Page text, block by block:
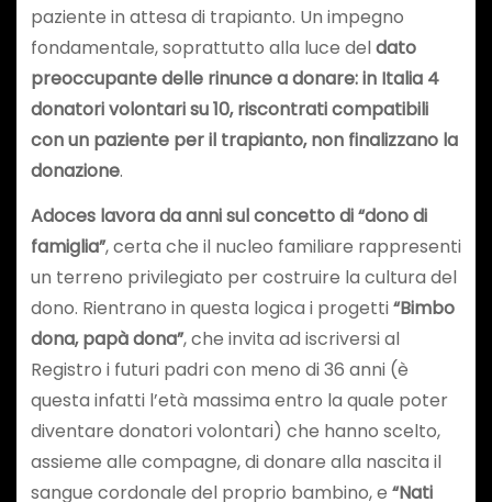
paziente in attesa di trapianto. Un impegno
fondamentale, soprattutto alla luce deldato
preoccupante delle rinunce a donare: in Italia 4
donatori volontari su 10, riscontrati compatibili
con un paziente per il trapianto, non finalizzano la
donazione.
Adoces lavora da anni sul concetto di “dono di
famiglia”, certa che il nucleo familiare rappresenti
un terreno privilegiato per costruire la cultura del
dono. Rientrano in questa logica i progetti“Bimbo
dona, papà dona”, che invita ad iscriversi al
Registro i futuri padri con meno di 36 anni (è
questa infatti l’età massima entro la quale poter
diventare donatori volontari) che hanno scelto,
assieme alle compagne, di donare alla nascita il
sangue cordonale del proprio bambino, e “Nati